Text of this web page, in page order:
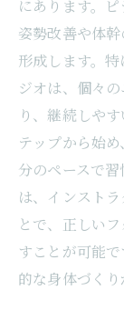
にあります。
姿勢改善や体
形成します。
ジオは、個々
り、継続しや
テップから始
分のペースで
は、インスト
とで、正しい
すことが可能
的な身体づくり